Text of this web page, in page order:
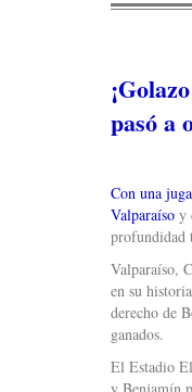
pasó a
Con una
Valparaíso y
profundidad
Valparaíso,
en su
derecho de
ganados.
El Estadio